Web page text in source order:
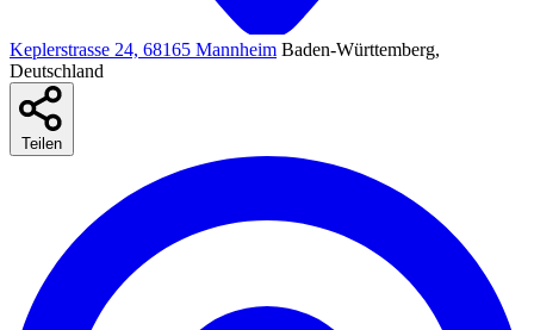
Keplerstrasse 24, 68165 Mannheim Baden-Württemberg,
Deutschland
Teilen